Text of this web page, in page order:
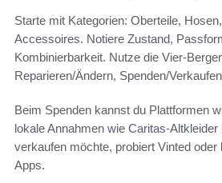
Starte mit Kategorien: Oberteile,
Accessoires. Notiere Zustand,
Kombinierbarkeit. Nutze die Vier-
Reparieren/Ändern, Spenden/
Beim Spenden kannst du Plattformen
lokale Annahmen wie Caritas-
verkaufen möchte, probiert Vinted
Apps.